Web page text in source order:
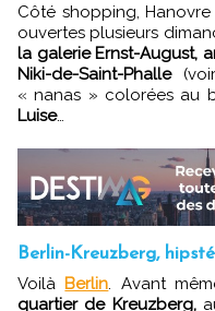
Côté shopping,
ouvertes plusieurs
la galerie Ernst-August,
Niki-de-Saint-Phalle(voir
« nanas » colorées au
Luise…
Berlin-Kreuzberg,
Voilà Berlin. Avant
quartier de Kreuzberg,